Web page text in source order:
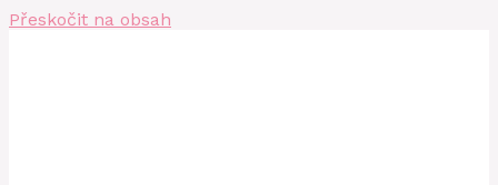
Přeskočit na obsah